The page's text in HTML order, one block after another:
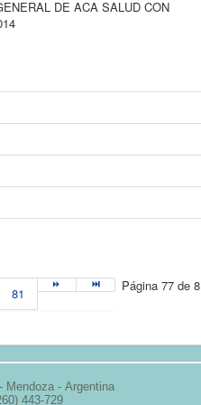
DE ACA SALUD CON
Página 77 de
81
Mendoza - Argentina
443-729